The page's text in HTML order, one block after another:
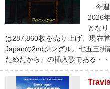
今週
2026
とな
は287,860枚を売り上げ、現
Japanの2ndシングル。七五三
ためだから』の挿入歌である・・